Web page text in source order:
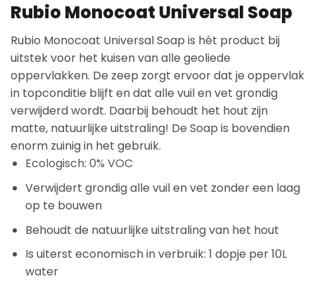
Rubio Monocoat Universal Soap
Rubio Monocoat Universal Soap is hét product bij
uitstek voor het kuisen van alle geoliede
oppervlakken. De zeep zorgt ervoor dat je oppervlak
in topconditie blijft en dat alle vuil en vet grondig
verwijderd wordt. Daarbij behoudt het hout zijn
matte, natuurlijke uitstraling! De Soap is bovendien
enorm zuinig in het gebruik.
Ecologisch: 0% VOC
Verwijdert grondig alle vuil en vet zonder een laag
op te bouwen
Behoudt de natuurlijke uitstraling van het hout
Is uiterst economisch in verbruik: 1 dopje per 10L
water